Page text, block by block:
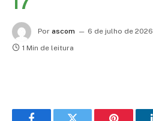
Por ascom 6 de julho de 2026
1 Min de leitura